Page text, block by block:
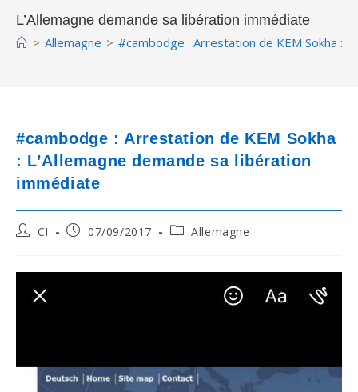
L’Allemagne demande sa libération immédiate
> Allemagne > #cambodge : Arrestation de KEM Sokha :
#cambodge : Arrestation de KEM Sokha
: L’Allemagne demande sa libération
immédiate
PostCI
Post07/09/2017
PostAllemagne